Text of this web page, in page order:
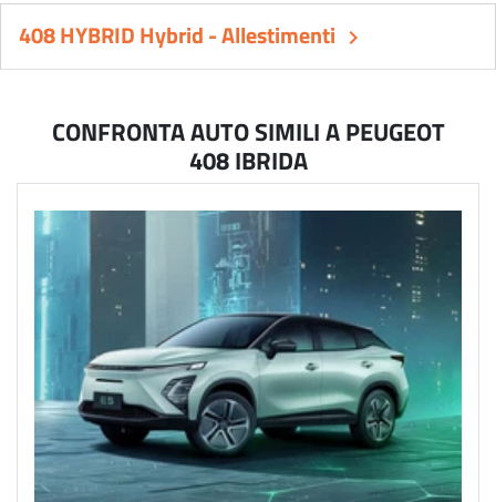
408 HYBRID Hybrid - Allestimenti keyboard_arrow_right
CONFRONTA AUTO SIMILI A PEUGEOT
408 IBRIDA